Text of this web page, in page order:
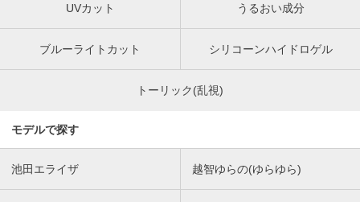
UVカット うるおい成分
ブルーライトカット シリコーンハイドロゲル
トーリック(乱視)
モデルで探す
池田エライザ 越智ゆらの(ゆらゆら)